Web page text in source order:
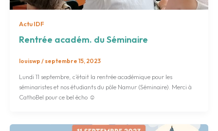
Actu IDF
Rentrée académ. du Séminaire
louiswp / septembre 15, 2023
Lundi 11 septembre, c’était la rentrée académique pour les
séminaristes et nos étudiants du pôle Namur (Séminaire). Merci à
CathoBel pour ce bel écho ☺️